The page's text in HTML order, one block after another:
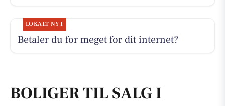
LOKALT NYT
Betaler du for meget for dit internet?
BOLIGER TIL SALG I